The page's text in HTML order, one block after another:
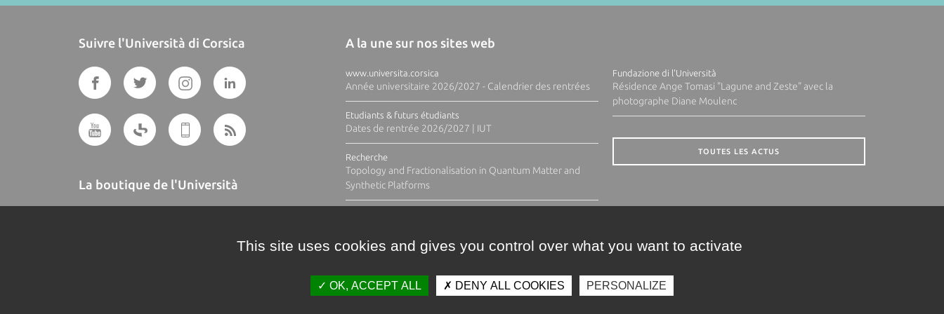
Suivre l'Università di Corsica
La boutique de l'Università
A la une sur nos sites web
www.universita.corsica
Année universitaire 2026/2027 - Calendrier des rentrées
Etudiants & futurs étudiants
Dates de rentrée 2026/2027 | IUT
Recherche
Topology and Fractionalisation in Quantum Matter and
Synthetic Platforms
Fundazione di l'Università
Résidence Ange Tomasi "Lagune and Zeste" avec la
photographe Diane Moulenc
TOUTES LES ACTUS
This site uses cookies and gives you control over what you want to activate
OK, ACCEPT ALL DENY ALL COOKIES PERSONALIZE